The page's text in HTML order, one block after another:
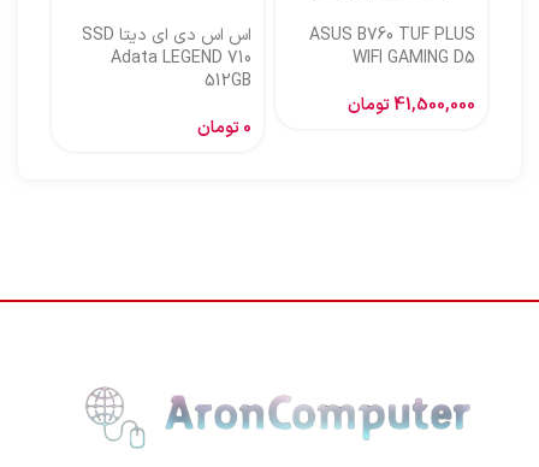
ASUS B760 TUF PLUS
WIFI GAMING D5
41,500,000تومان
اس اس دی ای دیتا SSD
Adata LEGEND 710
512GB
0تومان